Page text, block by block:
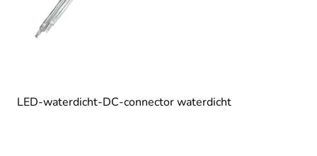
LED-waterdicht-DC-connector waterdicht